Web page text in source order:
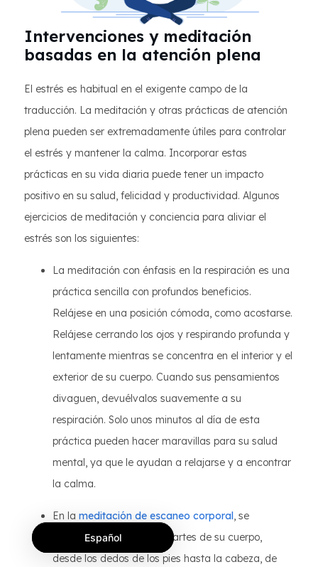
Intervenciones y meditación
basadas en la atención plena
El estrés es habitual en el exigente campo de la
traducción. La meditación y otras prácticas de atención
plena pueden ser extremadamente útiles para controlar
el estrés y mantener la calma. Incorporar estas
prácticas en su vida diaria puede tener un impacto
positivo en su salud, felicidad y productividad. Algunos
ejercicios de meditación y conciencia para aliviar el
estrés son los siguientes:
La meditación con énfasis en la respiración es una
práctica sencilla con profundos beneficios.
Relájese en una posición cómoda, como acostarse.
Relájese cerrando los ojos y respirando profunda y
lentamente mientras se concentra en el interior y el
exterior de su cuerpo. Cuando sus pensamientos
divaguen, devuélvalos suavemente a su
respiración. Solo unos minutos al día de esta
práctica pueden hacer maravillas para su salud
mental, ya que le ayudan a relajarse y a encontrar
la calma.
En la meditación de escaneo corporal, se
concentra en diferentes partes de su cuerpo,
desde los dedos de los pies hasta la cabeza, de
Español